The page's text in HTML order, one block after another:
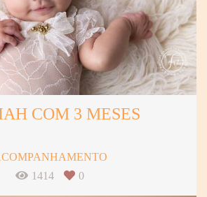
COM 3 MESES
1414
0